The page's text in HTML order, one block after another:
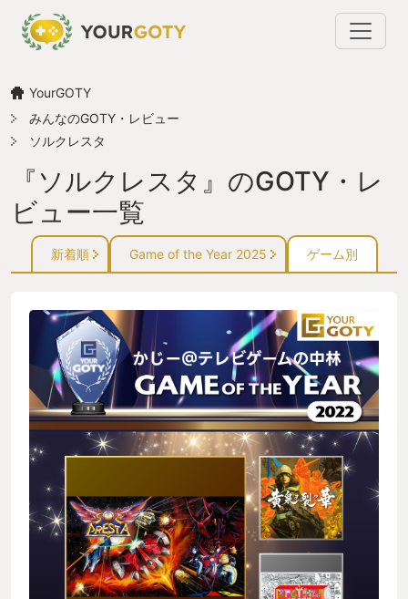
YourGOTY
みんなのGOTY・レビュー
ソルクレスタ
『ソルクレスタ』のGOTY・レ
ビュー一覧
新着順 Game of the Year 2025 ゲーム別